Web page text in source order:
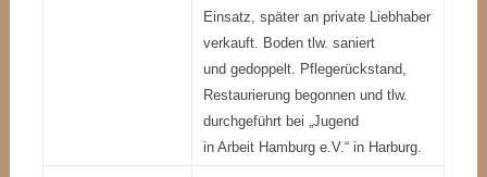
Einsatz, später an private Liebhaber
verkauft. Boden tlw. saniert
und gedoppelt. Pflegerückstand,
Restaurierung begonnen und tlw.
durchgeführt bei „Jugend
in Arbeit Hamburg e.V.“ in Harburg.